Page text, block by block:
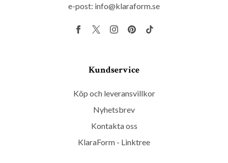
e-post: info@klaraform.se
Kundservice
Köp och leveransvillkor
Nyhetsbrev
Kontakta oss
KlaraForm - Linktree